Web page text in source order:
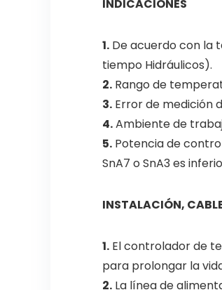
INDICACIONES
1.De acuerdo con la
tiempo Hidráulicos).
2.Rango de
3.Error de medición
4.Ambiente de
5.Potencia de
SnA7 o SnA3 es
INSTALACIÓN,
1.El controlador de
para prolongar la
2.La línea de